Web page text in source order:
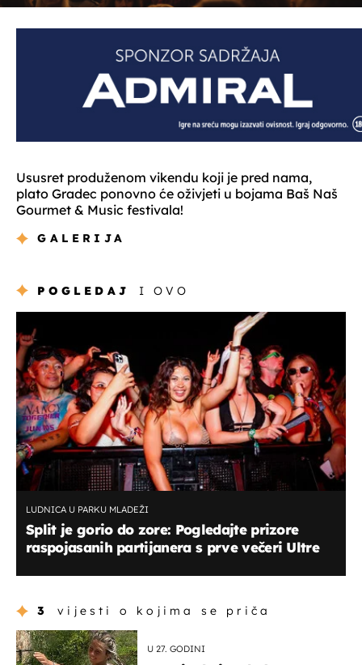
Ususret produženom vikendu koji je pred nama,
plato Gradec ponovno će oživjeti u bojama Baš Naš
Gourmet & Music festivala!
GALERIJA
POGLEDAJ I OVO
LUDNICA U PARKU MLADEŽI
Split je gorio do zore: Pogledajte prizore
raspojasanih partijanera s prve večeri Ultre
3 vijesti o kojima se priča
U 27. GODINI